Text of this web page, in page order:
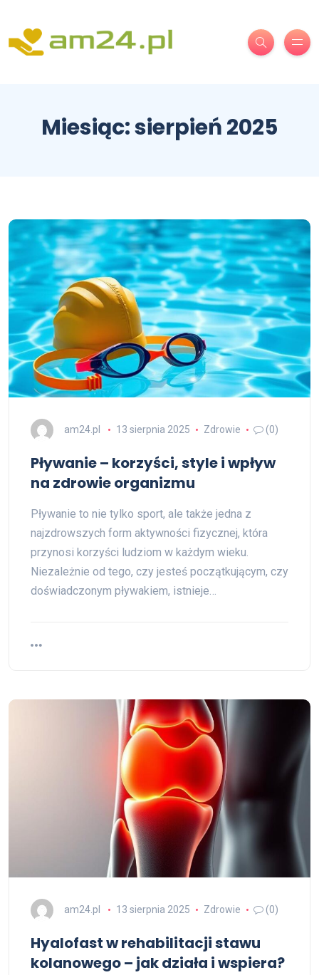
Miesiąc:sierpień 2025
am24.pl 13 sierpnia 2025 Zdrowie (0)
Pływanie – korzyści, style i wpływ
na zdrowie organizmu
Pływanie to nie tylko sport, ale także jedna z
najzdrowszych form aktywności fizycznej, która
przynosi korzyści ludziom w każdym wieku.
Niezależnie od tego, czy jesteś początkującym, czy
doświadczonym pływakiem, istnieje…
am24.pl 13 sierpnia 2025 Zdrowie (0)
Hyalofast w rehabilitacji stawu
kolanowego – jak działa i wspiera?